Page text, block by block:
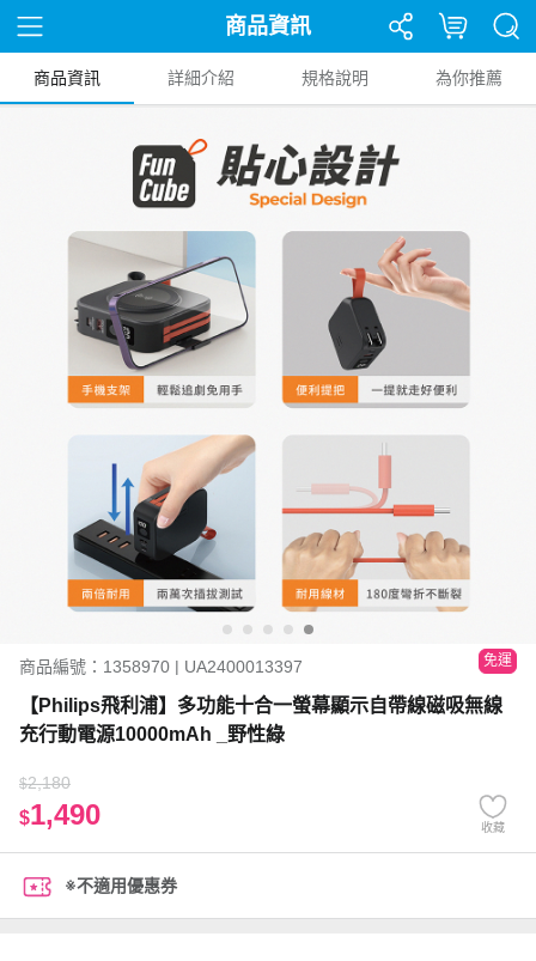
商品資訊
商品資訊 詳細介紹 規格說明 為你推薦
商品編號：1358970 | UA2400013397 免運
【Philips飛利浦】多功能十合一螢幕顯示自帶線磁吸無線
充行動電源10000mAh _野性綠
$2,180
$1,490 收藏
※不適用優惠券